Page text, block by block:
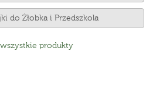
do Żłobka i Przedszkola
produkty